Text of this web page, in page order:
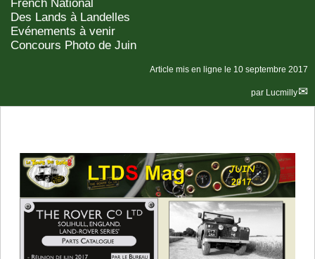
French National
Des Lands à Landelles
Evénements à venir
Concours Photo de Juin
Article mis en ligne le 10 septembre 2017
par Lucmilly